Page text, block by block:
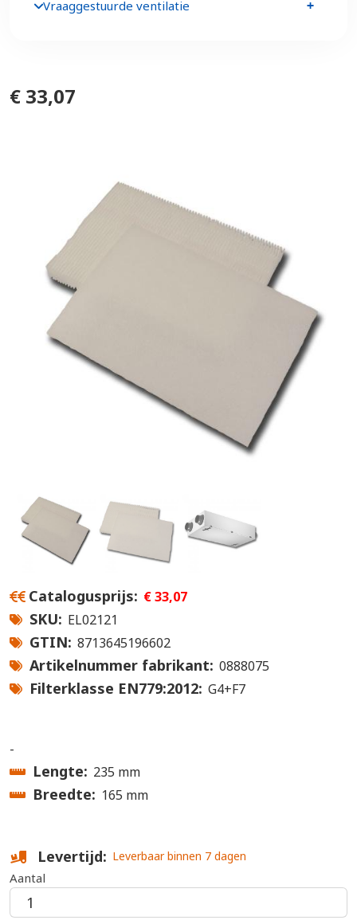
€ 33,07
Catalogusprijs € 33,07
SKU EL02121
GTIN 8713645196602
Artikelnummer fabrikant 0888075
Filterklasse EN779:2012 G4+F7
-
Lengte 235 mm
Breedte 165 mm
Levertijd Leverbaar binnen 7 dagen
Aantal
Vraaggestuurde ventilatie